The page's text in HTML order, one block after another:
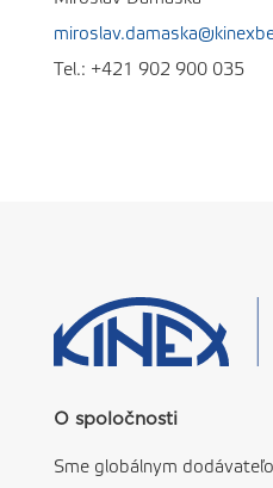
Tel.: +421 902 900 035
O spoločnosti
Sme globálnym